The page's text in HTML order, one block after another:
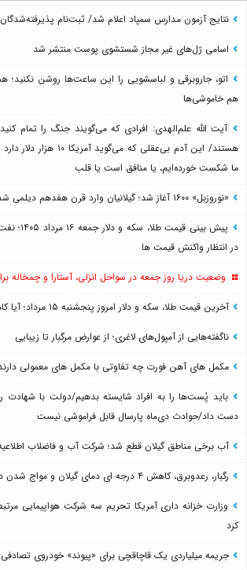
نتایج آزمون مدارس سمپاد اعلام شد/ ثبت‌نام پذیرفته‌شدگان از ۱۹
اسامی ژل‌های غیر مجاز شستشوی پوست منتشر شد
اتو، جاروبرقی و لباسشویی را این ساعت‌ها روشن
هم خاموشی‌ها
آیت الله علم‌الهدی: افرادی که می‌گویند جنگ را تمام
هستند/ این آدم بی‌عقلی که
ما شکست خورده‌ایم، یا منافق است یا قلب
«نوروزبل» ۱۶۰۰ آغاز شد؛ گیلانیان وارد قرن هفدهم دیلمی شدند
پیش بینی
در انتظار واکنش قیمت ها
وضعیت دریا روز جمعه در سواحل انزلی، آستارا و چمخاله
آخرین قیمت طلا، سکه و دلار امروز پنجشنبه ۱۵ مرداد؛ آیا کاهش قیمت‌ها ادامه دارد؟
ناگفته‌هایی از آمپول‌های لاغری؛ از عوارض مرگبار تا زیبایی
مکمل های آهن فورت چه تفاوتی با مکمل های معمولی
باید پُست‌ها را به افراد شایسته بدهیم/دولت با شهادت
دست داد/حوادث دی‌ماه پارسال قابل فراموشی نیست
آب برخی مناطق گیلان قطع شد؛ شرکت آب و فاضلاب
رگبار، رعدوبرق، کاهش ۴ درجه ای دمای گیلان و مواج شدن دریای کاسپین از پنجشنبه
وزارت خزانه داری آمریکا تحریم سه شرکت هواپیمایی
کرد
جریمه میلیاردی یک قاچاقچی برای «پیوند» خودروی